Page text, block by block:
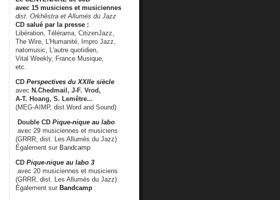
avec 15 musiciens et musiciennes
dist. Orkhêstra et Allumés du Jazz
CD salué par la presse :
Libération, Télérama, CitizenJazz,
The Wire, L'Humanité, Impro Jazz,
natomusic, L'autre quotidien,
Vital Weekly, France Musique,
etc.
CD Perspectives du XXIIe siècle
avec N.Chedmail, J-F. Vrod,
A-T. Hoang, S. Lemêtre...
(MEG-AIMP, dist.Word and Sound)
Double CD Pique-nique au labo
avec 29 musiciennes et musiciens
(GRRR, dist. Les Allumés du Jazz)
Également sur Bandcamp
CD Pique-nique au labo 3
avec 20 musiciennes et musiciens
(GRRR, dist. Les Allumés du Jazz)
Également sur Bandcamp